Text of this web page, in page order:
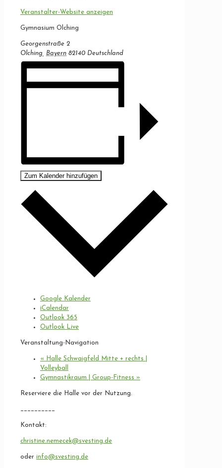
Veranstalter-Website anzeigen
Gymnasium Olching
Georgenstraße 2
Olching
Bayern 82140 Deutschland
Zum Kalender hinzufügen
Google Kalender
iCalendar
Outlook 365
Outlook Live
Veranstaltung-Navigation
« Halle Schwaigfeld Mitte + rechts |
Volleyball
Gymnastikraum | Group-Fitness »
Reserviere die Halle vor der Nutzung.
__________
Kontakt:
christine.nemecek@svesting.de
oder info@svesting.de